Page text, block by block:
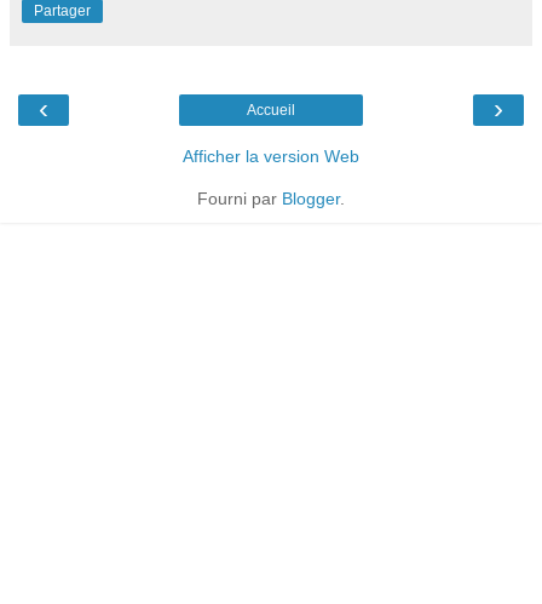
Partager
‹ ›
Accueil
Afficher la version Web
Fourni par Blogger.